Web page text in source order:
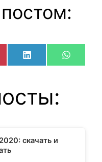
Share
on
LinkedIn Share
on
скачать и